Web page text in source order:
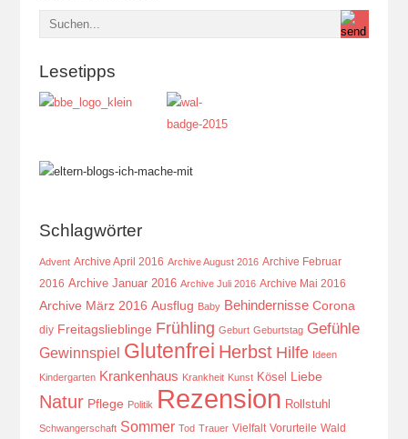
Lesetipps
Schlagwörter
Advent Archive April 2016 Archive August 2016 Archive Februar
2016 Archive Januar 2016 Archive Juli 2016 Archive Mai 2016
Archive März 2016 Ausflug Baby Behindernisse Corona
diy Freitagslieblinge Frühling Geburt Geburtstag Gefühle
Gewinnspiel Glutenfrei Herbst Hilfe Ideen
Kindergarten Krankenhaus Krankheit Kunst Kösel Liebe
Natur Pflege Politik Rezension Rollstuhl
Schwangerschaft Sommer Tod Trauer Vielfalt Vorurteile Wald